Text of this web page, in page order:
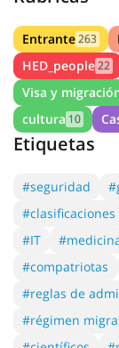
#IT
#compatriotas
#reglas de
#régimen
#científicos
Artículos